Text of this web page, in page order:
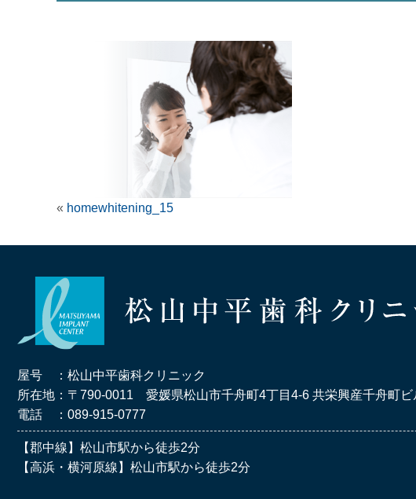
« homewhitening_15
屋号 ：松山中平歯科クリニック
所在地：〒790-0011 愛媛県松山市千舟町4丁目4-6 共栄興産千舟町ビ
電話 ：089-915-0777
【郡中線】松山市駅から徒歩2分
【高浜・横河原線】松山市駅から徒歩2分